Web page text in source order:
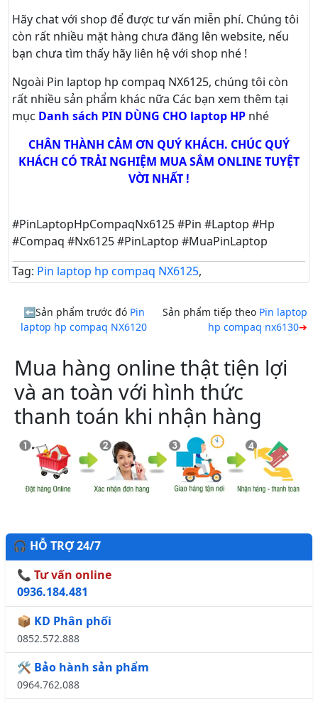
Hãy chatvới shop để được tư vấn miễn phí. Chúng tôi
còn rất nhiều mặt hàng chưa đăng lên website, nếu
bạn chưa tìm thấy hãy liên hệ với shop nhé !
Ngoài Pin laptop hp compaq NX6125, chúng tôi còn
rất nhiều sản phẩm khác nữa Các bạn xem thêm tại
mục Danh sách PIN DÙNG CHO laptop HP nhé
CHÂN THÀNH CẢM ƠN QUÝ KHÁCH. CHÚC QUÝ
KHÁCH CÓ TRẢI NGHIỆM MUA SẮM ONLINE TUYỆT
VỜI NHẤT !
#PinLaptopHpCompaqNx6125 #Pin #Laptop #Hp
#Compaq #Nx6125 #PinLaptop #MuaPinLaptop
Tag: Pin laptop hp compaq NX6125,
Sản phẩm trước đó Pin
laptop hp compaq NX6120
Sản phẩm tiếp theo Pin laptop
hp compaq nx6130
Mua hàng online thật tiện lợi
và an toàn với hình thức
thanh toán khi nhận hàng
🎧 HỖ TRỢ 24/7
📞 Tư vấn online
0936.184.481
📦 KD Phân phối
0852.572.888
🛠️ Bảo hành sản phẩm
0964.762.088